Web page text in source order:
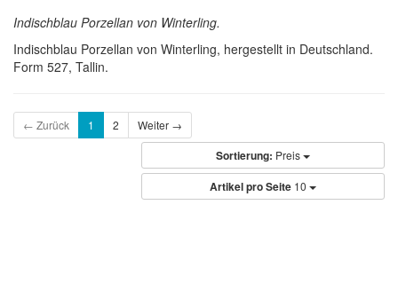
Indischblau Porzellan von Winterling.
Indischblau Porzellan von Winterling, hergestellt in Deutschland.
Form 527, Tallin.
← Zurück 1 2 Weiter →
Sortierung: Preis
Artikel pro Seite 10